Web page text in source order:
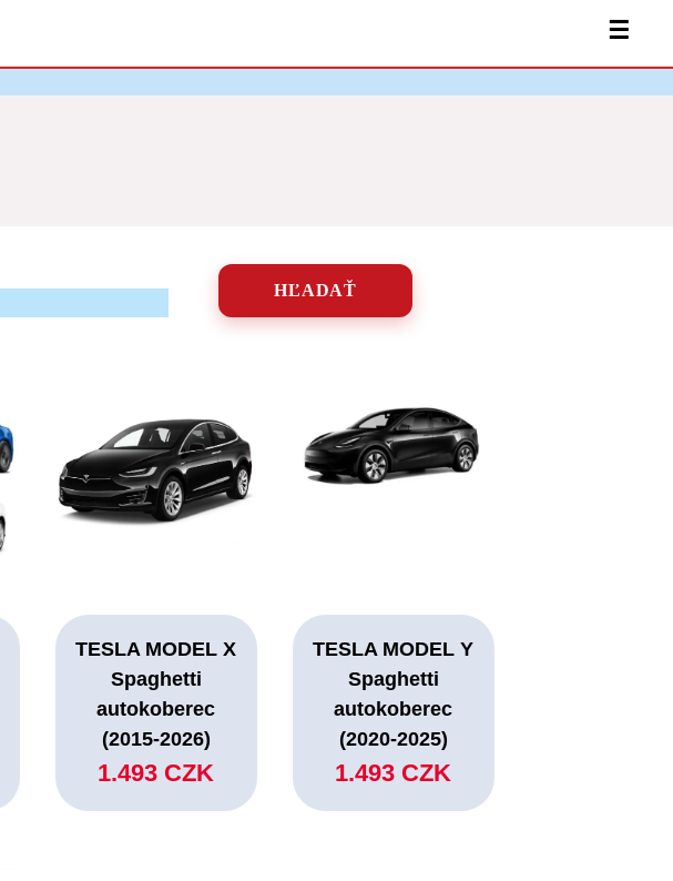
☰
HĽADAŤ
TESLA MODEL X
Spaghetti
autokoberec
(2015-2026)
1.493 CZK
TESLA MODEL Y
Spaghetti
autokoberec
(2020-2025)
1.493 CZK